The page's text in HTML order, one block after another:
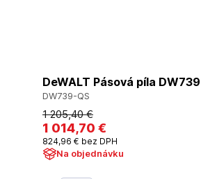
DeWALT Pásová píla DW739
DW739-QS
1 205,40 €
1 014,70 €
824,96 € bez DPH
Na objednávku